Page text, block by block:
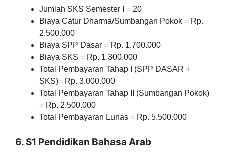
Jumlah SKS Semester I = 20
Biaya Catur Dharma/Sumbangan Pokok = Rp.
2.500.000
Biaya SPP Dasar = Rp. 1.700.000
Biaya SKS = Rp. 1.300.000
Total Pembayaran Tahap I (SPP DASAR +
SKS)= Rp. 3.000.000
Total Pembayaran Tahap II (Sumbangan Pokok)
= Rp. 2.500.000
Total Pembayaran Lunas = Rp. 5.500.000
6. S1 Pendidikan Bahasa Arab